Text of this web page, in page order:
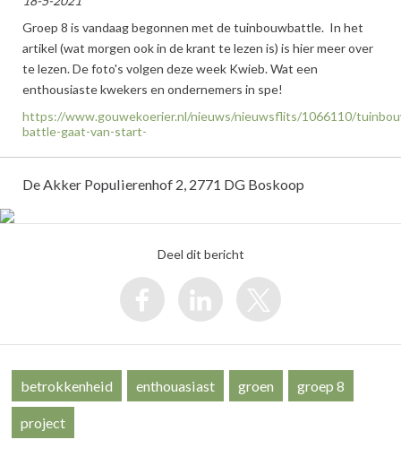
Groep 8 is vandaag begonnen met de tuinbouwbattle. In het
artikel (wat morgen ook in de krant te lezen is) is hier meer over
te lezen. De foto's volgen deze week Kwieb. Wat een
enthousiaste kwekers en ondernemers in spe!
https://www.gouwekoerier.nl/nieuws/nieuwsflits/1066110/
battle-gaat-van-start-
De Akker Populierenhof 2, 2771 DG Boskoop
Deel dit bericht
betrokkenheid enthouasiast groen groep 8
project